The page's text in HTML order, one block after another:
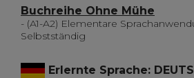
Buchreihe Ohne Mühe
- (A1-A2) Elementare
Selbstständig
Erlernte Sprache: